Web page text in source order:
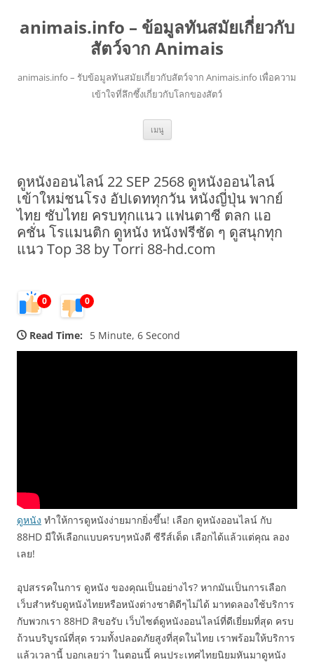
animais.info – ข้อมูลทันสมัยเกี่ยวกับ
สัตว์จาก Animais
animais.info – รับข้อมูลทันสมัยเกี่ยวกับสัตว์จาก Animais.info เพื่อความ
เข้าใจที่ลึกซึ้งเกี่ยวกับโลกของสัตว์
เมนู ข้าม
ยัง
ดูหนังออนไลน์ 22 SEP 2568 ดูหนังออนไลน์
เข้าใหม่ชนโรง อัปเดททุกวัน หนังญี่ปุ่น พากย์
ไทย ซับไทย ครบทุกแนว แฟนตาซี ตลก แอ
คชั่น โรแมนติก ดูหนัง หนังฟรีชัด ๆ ดูสนุกทุก
แนว Top 38 by Torri 88-hd.com
0 0
Read Time: 5 Minute, 6 Second
ดูหนัง ทำให้การดูหนังง่ายมากยิ่งขึ้น! เลือก ดูหนังออนไลน์ กับ
88HD มีให้เลือกแบบครบๆหนังดี ซีรีส์เด็ด เลือกได้แล้วแต่คุณ ลอง
เลย!
อุปสรรคในการ ดูหนัง ของคุณเป็นอย่างไร? หากมันเป็นการเลือก
เว็บสำหรับดูหนังไทยหรือหนังต่างชาติดีๆไม่ได้ มาทดลองใช้บริการ
กับพวกเรา 88HD สิขอรับ เว็บไซต์ดูหนังออนไลน์ที่ดีเยี่ยมที่สุด ครบ
ถ้วนบริบูรณ์ที่สุด รวมทั้งปลอดภัยสูงที่สุดในไทย เราพร้อมให้บริการ
แล้วเวลานี้ บอกเลยว่า ในตอนนี้ คนประเทศไทยนิยมหันมาดูหนัง